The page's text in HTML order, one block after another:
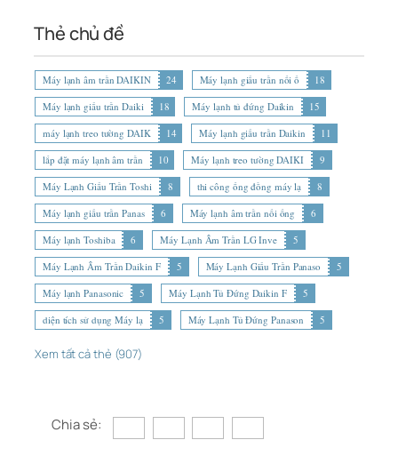
Thẻ chủ đề
Máy lạnh âm trần DAIKIN 24 Máy lạnh giấu trần nối ố
18
Máy lạnh giấu trần Daiki
18 Máy lạnh tủ đứng Daikin
15
máy lạnh treo tường DAIK
14 Máy lạnh giấu trần Daikin
11
lắp đặt máy lạnh âm trần
10 Máy lạnh treo tường DAIKI
9
Máy Lạnh Giấu Trần Toshi
8 thi công ống đồng máy lạ
8
Máy lạnh giấu trần Panas
6 Máy lạnh âm trần nối ống
6
Máy lạnh Toshiba
6 Máy Lạnh Âm Trần LG Inve
5
Máy Lạnh Âm Trần Daikin F
5 Máy Lạnh Giấu Trần Panaso
5
Máy lạnh Panasonic
5 Máy Lạnh Tủ Đứng Daikin F
5
diện tích sử dụng Máy lạ
5 Máy Lạnh Tủ Đứng Panason 5
Xem tất cả thẻ (907)
Chia sẻ: